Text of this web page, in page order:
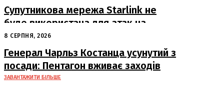
Супутникова мережа Starlink не
буде використана для атак на
російські пускові установки
8 СЕРПНЯ, 2026
Генерал Чарльз Костанца усунутий з
посади: Пентагон вживає заходів
ЗАВАНТАЖИТИ БІЛЬШЕ